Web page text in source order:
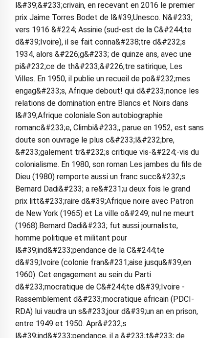
l&#39;&#233;crivain, en recevant en 2016 le premier
prix Jaime Torres Bodet de l&#39;Unesco. N&#233;
vers 1916 &#224; Assinie (sud-est de la C&#244;te
d&#39;Ivoire), il se fait conna&#238;tre d&#232;s
1934, alors &#226;g&#233; de quinze ans, avec une
pi&#232;ce de th&#233;&#226;tre satirique, Les
Villes. En 1950, il publie un recueil de po&#232;mes
engag&#233;s, Afrique debout! qui d&#233;nonce les
relations de domination entre Blancs et Noirs dans
l&#39;Afrique coloniale.Son autobiographie
romanc&#233;e, Climbi&#233;, parue en 1952, est sans
doute son ouvrage le plus c&#233;l&#232;bre,
&#233;galement tr&#232;s critique vis-&#224;-vis du
colonialisme. En 1980, son roman Les jambes du fils de
Dieu (1980) remporte aussi un franc succ&#232;s.
Bernard Dadi&#233; a re&#231;u deux fois le grand
prix litt&#233;raire d&#39;Afrique noire avec Patron
de New York (1965) et La ville o&#249; nul ne meurt
(1968).Bernard Dadi&#233; fut aussi journaliste,
homme politique et militant pour
l&#39;ind&#233;pendance de la C&#244;te
d&#39;Ivoire (colonie fran&#231;aise jusqu&#39;en
1960). Cet engagement au sein du Parti
d&#233;mocratique de C&#244;te d&#39;Ivoire -
Rassemblement d&#233;mocratique africain (PDCI-
RDA) lui vaudra un s&#233;jour d&#39;un an en prison,
entre 1949 et 1950. Apr&#232;s
l&#39;ind&#233;pendance, il a &#233;t&#233; de